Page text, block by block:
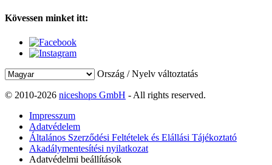
Kövessen minket itt:
Ország / Nyelv változtatás
© 2010-2026 niceshops GmbH - All rights reserved.
Impresszum
Adatvédelem
Általános Szerződési Feltételek és Elállási Tájékoztató
Akadálymentesítési nyilatkozat
Adatvédelmi beállítások